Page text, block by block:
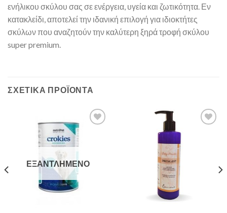
ενήλικου σκύλου σας σε ενέργεια, υγεία και ζωτικότητα. Εν
κατακλείδι, αποτελεί την ιδανική επιλογή για ιδιοκτήτες
σκύλων που αναζητούν την καλύτερη ξηρά τροφή σκύλου
super premium.
ΣΧΕΤΙΚΆ ΠΡΟΪΌΝΤΑ
ΕΞΑΝΤΛΗΜΈΝΟ